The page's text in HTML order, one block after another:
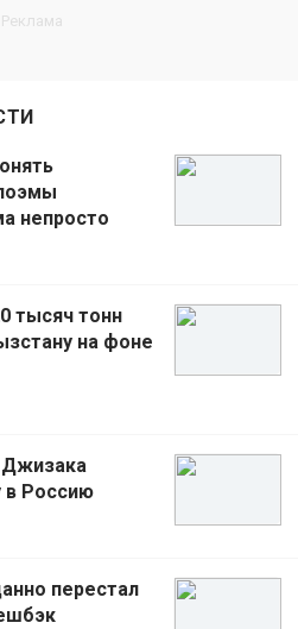
непросто
тысяч тонн
на фоне
Джизака
в Россию
перестал